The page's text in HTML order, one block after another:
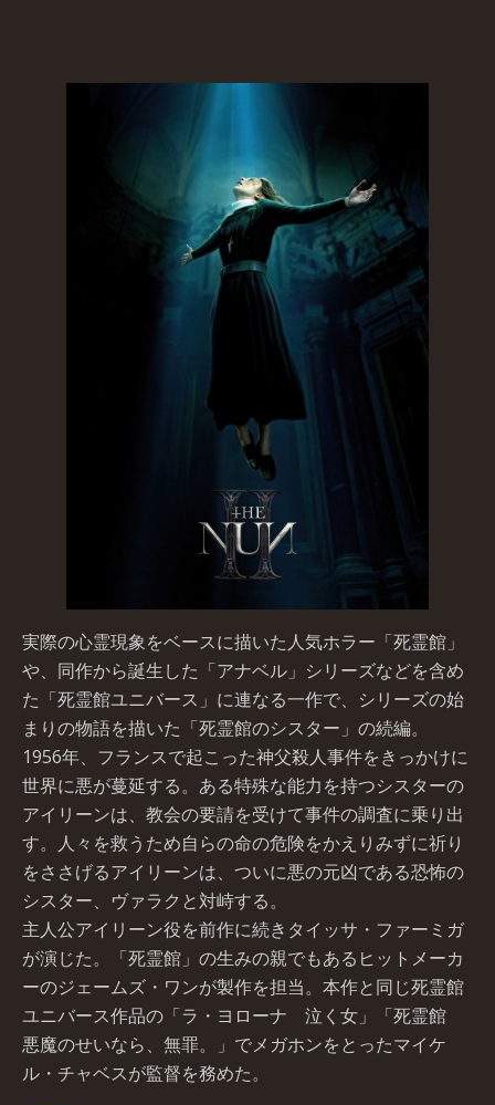
実際の心霊現象をベースに描いた人気ホラー「死霊館」
や、同作から誕生した「アナベル」シリーズなどを含め
た「死霊館ユニバース」に連なる一作で、シリーズの始
まりの物語を描いた「死霊館のシスター」の続編。
1956年、フランスで起こった神父殺人事件をきっかけに
世界に悪が蔓延する。ある特殊な能力を持つシスターの
アイリーンは、教会の要請を受けて事件の調査に乗り出
す。人々を救うため自らの命の危険をかえりみずに祈り
をささげるアイリーンは、ついに悪の元凶である恐怖の
シスター、ヴァラクと対峙する。
主人公アイリーン役を前作に続きタイッサ・ファーミガ
が演じた。「死霊館」の生みの親でもあるヒットメーカ
ーのジェームズ・ワンが製作を担当。本作と同じ死霊館
ユニバース作品の「ラ・ヨローナ 泣く女」「死霊館
悪魔のせいなら、無罪。」でメガホンをとったマイケ
ル・チャベスが監督を務めた。